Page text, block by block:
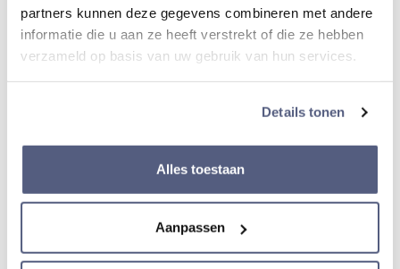
partners kunnen deze gegevens combineren met andere
informatie die u aan ze heeft verstrekt of die ze hebben
verzameld op basis van uw gebruik van hun services.
Details tonen
Alles toestaan
Aanpassen
Dikte van kast
Staal